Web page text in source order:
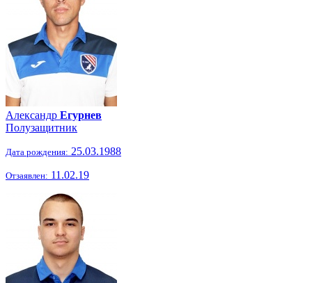
Александр Егурнев
Полузащитник
Дата рождения: 25.03.1988
Отзаявлен: 11.02.19